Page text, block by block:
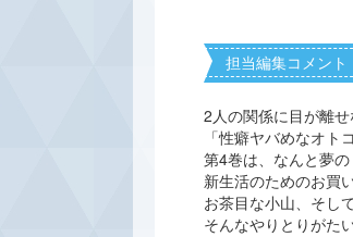
担当編集コメント
2人の関係に目が離せ
「性癖ヤバめなオト
第4巻は、なんと夢
新生活のためのお買
お茶目な小山、そし
そんなやりとりがた